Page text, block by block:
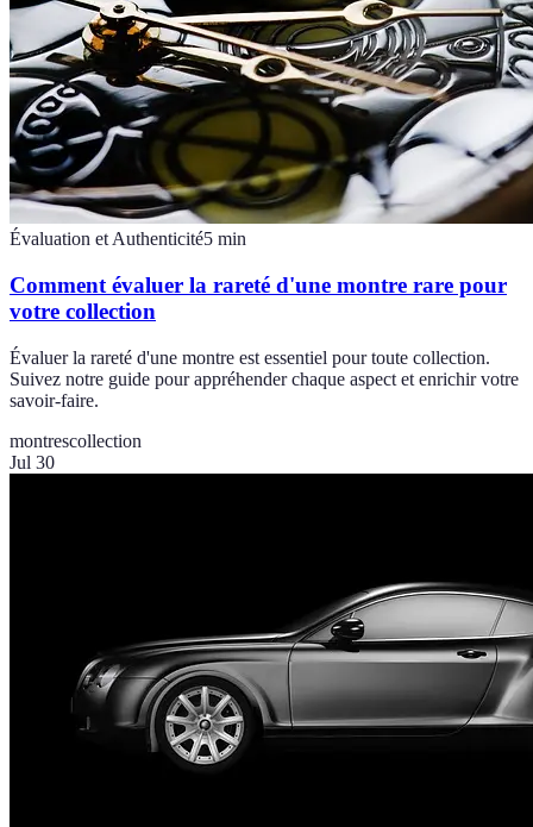
Évaluation et Authenticité5 min
Comment évaluer la rareté d'une montre rare pour
votre collection
Évaluer la rareté d'une montre est essentiel pour toute collection.
Suivez notre guide pour appréhender chaque aspect et enrichir votre
savoir-faire.
montrescollection
Jul 30